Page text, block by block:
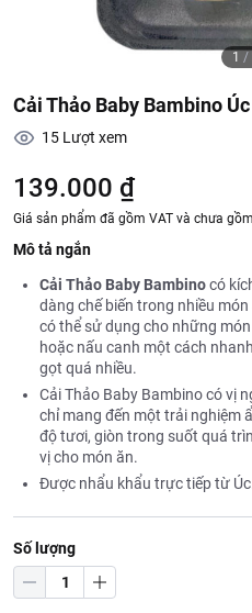
1 /
Cải Thảo Baby Bambino
15 Lượt xem
139.000 ₫
Giá sản phẩm đã gồm VAT và chưa
Mô tả ngắn
Cải Thảo Baby Bambinocó
dàng chế biến trong nhiều
có thể sử dụng cho những
hoặc nấu canh một cách
gọt quá nhiều.
Cải Thảo Baby Bambino có vị
chỉ mang đến một trải nghiệm
độ tươi, giòn trong suốt quá
vị cho món ăn.
Được nhẩu khẩu trực tiếp từ
Số lượng